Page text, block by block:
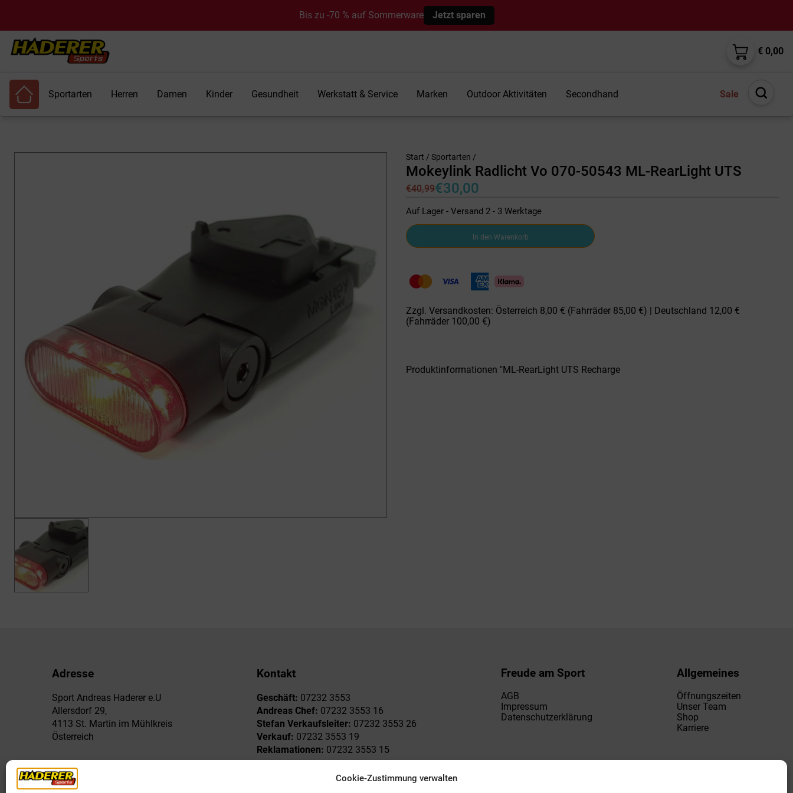
Cookie-Zustimmung verwalten
Bis zu -70 % auf Sommerware Jetzt sparen
€ 0,00
Sportarten Herren Damen Kinder Gesundheit Werkstatt & Service Marken Outdoor Aktivitäten Secondhand Sale
Suche
Start / Sportarten /
Mokeylink Radlicht Vo 070-50543 ML-RearLight UTS
€40,99
Ursprünglicher
war:
€40,99
€30,00
Aktueller
ist:
€30,00.
Auf Lager - Versand 2 - 3 Werktage
Mokeylink
Radlicht
Vo
ML-
Menge
In den Warenkorb
Zzgl. Versandkosten: Österreich 8,00 € (Fahrräder 85,00 €) | Deutschland 12,00 €
(Fahrräder 100,00 €)
Produktinformationen "ML-RearLight UTS Recharge
Adresse
Sport Andreas Haderer e.U
Allersdorf 29,
4113 St. Martin im Mühlkreis
Österreich
Kontakt
Geschäft: 07232 3553
Andreas Chef: 07232 3553 16
Stefan Verkaufsleiter: 07232 3553 26
Verkauf: 07232 3553 19
Reklamationen: 07232 3553 15
Freude am Sport
AGB
Impressum
Datenschutzerklärung
Allgemeines
Öffnungszeiten
Unser Team
Shop
Karriere